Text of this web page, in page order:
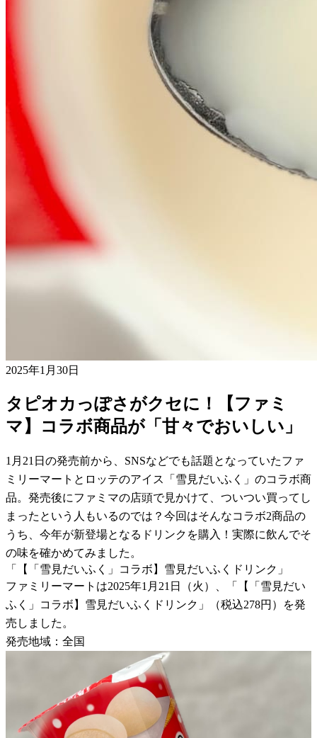
2025年1月30日
タピオカっぽさがクセに！【ファミ
マ】コラボ商品が「甘々でおいしい」
1月21日の発売前から、SNSなどでも話題となっていたファ
ミリーマートとロッテのアイス「雪見だいふく」のコラボ商
品。発売後にファミマの店頭で見かけて、ついつい買ってし
まったという人もいるのでは？今回はそんなコラボ2商品の
うち、今年が新登場となるドリンクを購入！実際に飲んでそ
の味を確かめてみました。
「【「雪見だいふく」コラボ】雪見だいふくドリンク」
ファミリーマートは2025年1月21日（火）、「【「雪見だい
ふく」コラボ】雪見だいふくドリンク」（税込278円）を発
売しました。
発売地域：全国